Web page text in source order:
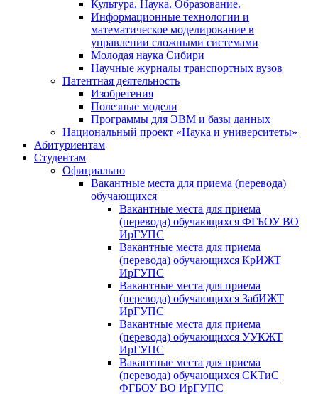
Культура. Наука. Образование.
Информационные технологии и
математическое моделирование в
управлении сложными системами
Молодая наука Сибири
Научные журналы транспортных вузов
Патентная деятельность
Изобретения
Полезные модели
Программы для ЭВМ и базы данных
Национальный проект «Наука и университеты»
Абитуриентам
Студентам
Официально
Вакантные места для приема (перевода)
обучающихся
Вакантные места для приема
(перевода) обучающихся ФГБОУ ВО
ИрГУПС
Вакантные места для приема
(перевода) обучающихся КрИЖТ
ИрГУПС
Вакантные места для приема
(перевода) обучающихся ЗабИЖТ
ИрГУПС
Вакантные места для приема
(перевода) обучающихся УУКЖТ
ИрГУПС
Вакантные места для приема
(перевода) обучающихся СКТиС
ФГБОУ ВО ИрГУПС